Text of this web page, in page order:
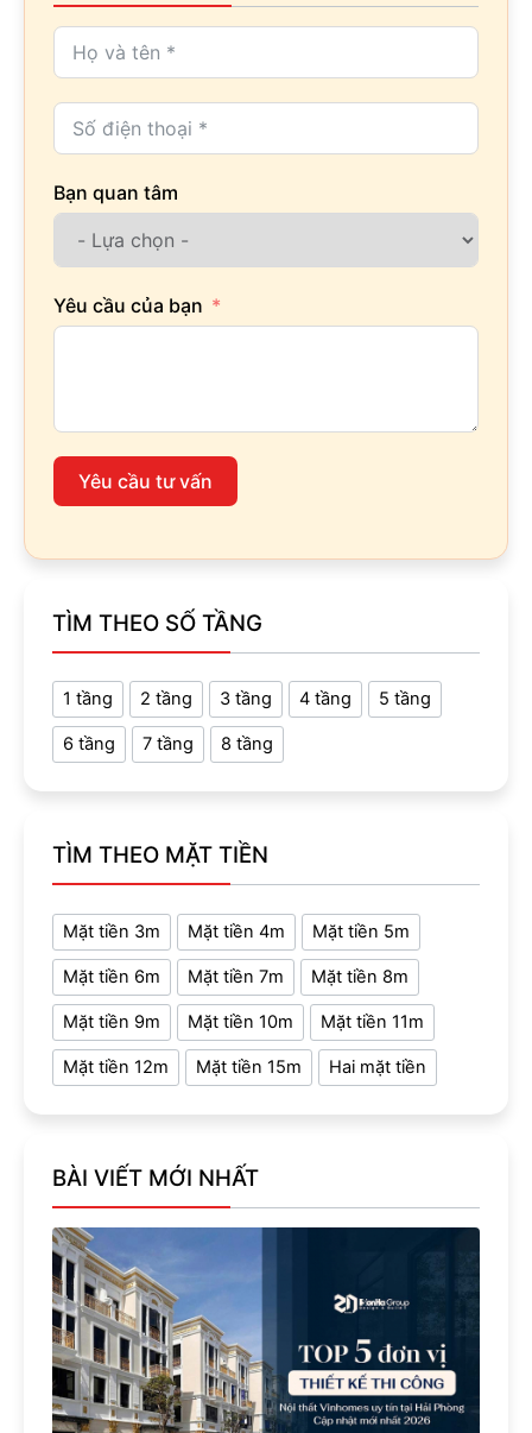
Bạn quan tâm
Yêu cầu của bạn
Yêu cầu tư vấn
TÌM THEO SỐ TẦNG
1 tầng 2 tầng 3 tầng 4 tầng 5 tầng
6 tầng 7 tầng 8 tầng
TÌM THEO MẶT TIỀN
Mặt tiền 3m Mặt tiền 4m Mặt tiền 5m
Mặt tiền 6m Mặt tiền 7m Mặt tiền 8m
Mặt tiền 9m Mặt tiền 10m Mặt tiền 11m
Mặt tiền 12m Mặt tiền 15m Hai mặt tiền
BÀI VIẾT MỚI NHẤT